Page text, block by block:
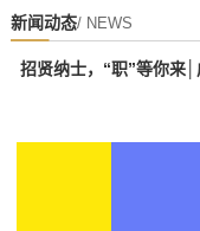
新闻动态/ NEWS
招贤纳士，“职”等你来